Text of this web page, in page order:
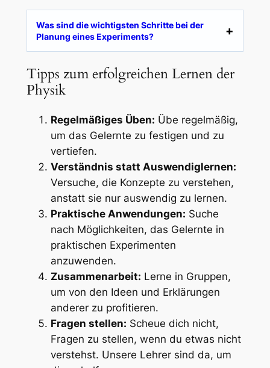
Was sind die wichtigsten Schritte bei der
Planung eines Experiments?
Tipps zum erfolgreichen Lernen der
Physik
Regelmäßiges Üben: Übe regelmäßig,
um das Gelernte zu festigen und zu
vertiefen.
Verständnis statt Auswendiglernen:
Versuche, die Konzepte zu verstehen,
anstatt sie nur auswendig zu lernen.
Praktische Anwendungen: Suche
nach Möglichkeiten, das Gelernte in
praktischen Experimenten
anzuwenden.
Zusammenarbeit: Lerne in Gruppen,
um von den Ideen und Erklärungen
anderer zu profitieren.
Fragen stellen: Scheue dich nicht,
Fragen zu stellen, wenn du etwas nicht
verstehst. Unsere Lehrer sind da, um